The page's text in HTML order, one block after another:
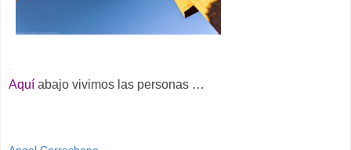
Aquí abajo vivimos las personas …